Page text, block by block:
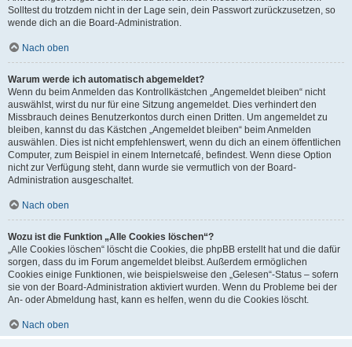
Solltest du trotzdem nicht in der Lage sein, dein Passwort zurückzusetzen, so
wende dich an die Board-Administration.
Nach oben
Warum werde ich automatisch abgemeldet?
Wenn du beim Anmelden das Kontrollkästchen „Angemeldet bleiben“ nicht
auswählst, wirst du nur für eine Sitzung angemeldet. Dies verhindert den
Missbrauch deines Benutzerkontos durch einen Dritten. Um angemeldet zu
bleiben, kannst du das Kästchen „Angemeldet bleiben“ beim Anmelden
auswählen. Dies ist nicht empfehlenswert, wenn du dich an einem öffentlichen
Computer, zum Beispiel in einem Internetcafé, befindest. Wenn diese Option
nicht zur Verfügung steht, dann wurde sie vermutlich von der Board-
Administration ausgeschaltet.
Nach oben
Wozu ist die Funktion „Alle Cookies löschen“?
„Alle Cookies löschen“ löscht die Cookies, die phpBB erstellt hat und die dafür
sorgen, dass du im Forum angemeldet bleibst. Außerdem ermöglichen
Cookies einige Funktionen, wie beispielsweise den „Gelesen“-Status – sofern
sie von der Board-Administration aktiviert wurden. Wenn du Probleme bei der
An- oder Abmeldung hast, kann es helfen, wenn du die Cookies löscht.
Nach oben